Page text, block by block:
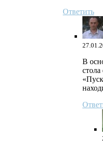
Ответить
В